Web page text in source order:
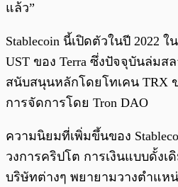
แล้ว”
Stablecoin นี้เปิดตัวในปี 2022
UST ของ Terra ซึ่งปัจจุบันล่มส
สนับสนุนหลักโดยโทเคน TRX
การจัดการโดย Tron DAO
ความนิยมที่เพิ่มขึ้นของ
วงการคริปโต การเงินแบบดั้งเ
บริษัทต่างๆ พยายามวางตำแห